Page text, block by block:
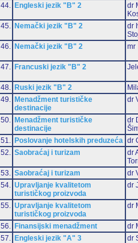
44. Engleski jezik "B" 2
dr
45.
Nemački jezik "B" 2
dr
46.
Nemački jezik "B" 2 mr
47. Francuski jezik "B" 2
48. Ruski jezik "B" 2
49.
Menadžment turističke
destinacije
dr
50.
Menadžment turističke
destinacije
dr
51.
Poslovanje hotelskih preduzeća dr
52.
Saobraćaj i turizam
dr
53.
Saobraćaj i turizam
dr
54.
Upravljanje kvalitetom
turističkog proizvoda
dr
55.
Upravljanje kvalitetom
turističkog proizvoda
dr
56. Finansijski menadžment
dr
57.
Engleski jezik "A" 3 dr